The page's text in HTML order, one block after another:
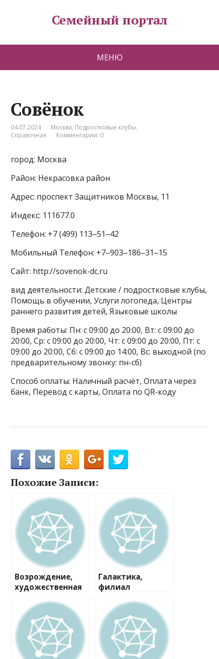
Семейный портал
МЕНЮ
Совёнок
04.07.2024 Москва, Подростковые клубы,
Справочная
Комментарии: 0
город: Москва
Район: Некрасовка район
Адрес: проспект Защитников Москвы, 11
Индекс: 111677.0
Телефон: +7 (499) 113‒51‒42
Мобильный Телефон: +7‒903‒186‒31‒15
Сайт: http://sovenok-dc.ru
вид деятельности: Детские / подростковые клубы,
Помощь в обучении, Услуги логопеда, Центры
раннего развития детей, Языковые школы
Время работы: Пн: с 09:00 до 20:00, Вт: с 09:00 до
20:00, Ср: с 09:00 до 20:00, Чт: с 09:00 до 20:00, Пт: с
09:00 до 20:00, Сб: с 09:00 до 14:00, Вс: выходной (по
предварительному звонку: пн-сб)
Способ оплаты: Наличный расчёт, Оплата через
банк, Перевод с карты, Оплата по QR-коду
Похожие Записи:
Возрождение,
художественная
Галактика,
филиал